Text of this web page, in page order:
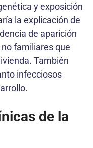
y exposición
la explicación de
de aparición
familiares que
También
infecciosos
de la